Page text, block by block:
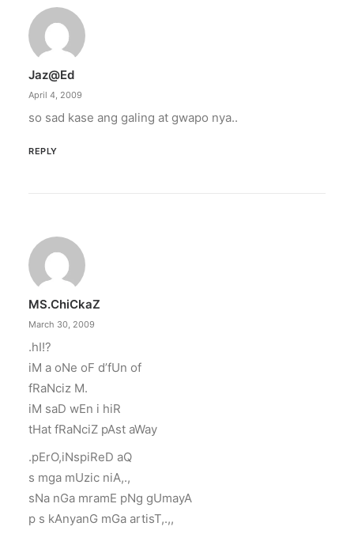
Jaz@ed
April 4, 2009
so sad kase ang galing at gwapo nya..
REPLY
MS.chiCkaZ
March 30, 2009
.hI!?
iM a oNe oF d’fUn of
fRaNciz M.
iM saD wEn i hiR
tHat fRaNciZ pAst aWay
.pErO,iNspiReD aQ
s mga mUzic niA,.,
sNa nGa mramE pNg gUmayA
p s kAnyanG mGa artisT,.,,